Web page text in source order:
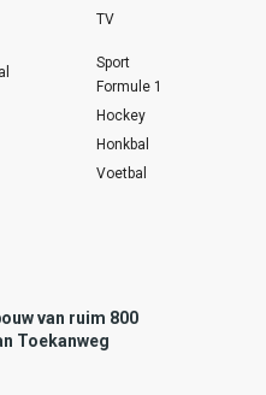
TV
Sport
Formule 1
Hockey
Honkbal
Voetbal
van ruim 800
Toekanweg